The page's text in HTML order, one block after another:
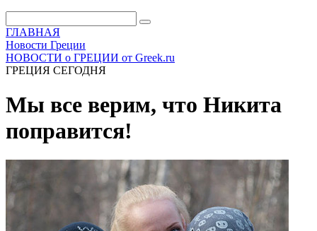
ГЛАВНАЯ
Новости Греции
НОВОСТИ о ГРЕЦИИ от Greek.ru
ГРЕЦИЯ СЕГОДНЯ
Мы все верим, что Никита
поправится!